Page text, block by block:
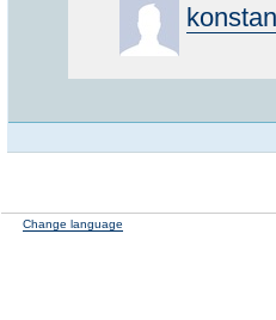
Change language